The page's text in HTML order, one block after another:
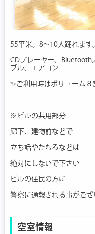
55平米。8〜10人踊れます
CDプレーヤー、
ブル、エアコン
✨ご利用時はボリューム８
※ビルの共用部分
廊下、建物前などで
立ち話やたむろなどは
絶対にしないで下さい
ビルの住民の方に
警察に通報される事がござ
空室情報